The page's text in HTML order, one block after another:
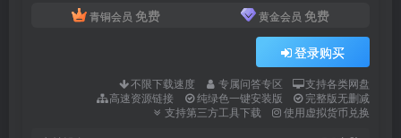
青铜会员 免费 黄金会员 免费
登录购买
不限下载速度 专属问答专区
支持各类网盘
高速资源链接
纯绿色一键安装版
完整版无删减
支持第三方工具下载
使用虚拟货币兑换